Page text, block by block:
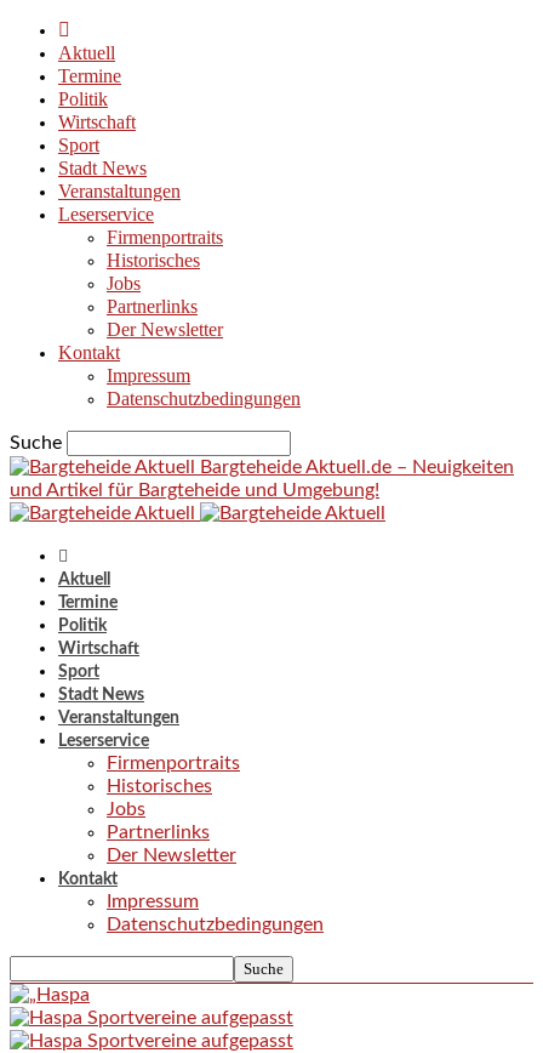
Aktuell
Termine
Politik
Wirtschaft
Sport
Stadt News
Veranstaltungen
Leserservice
Firmenportraits
Historisches
Jobs
Partnerlinks
Der Newsletter
Kontakt
Impressum
Datenschutzbedingungen
Suche
Bargteheide Aktuell.de – Neuigkeiten
und Artikel für Bargteheide und Umgebung!
Aktuell
Termine
Politik
Wirtschaft
Sport
Stadt News
Veranstaltungen
Leserservice
Firmenportraits
Historisches
Jobs
Partnerlinks
Der Newsletter
Kontakt
Impressum
Datenschutzbedingungen